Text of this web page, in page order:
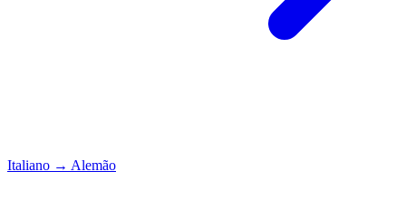
Italiano → Alemão